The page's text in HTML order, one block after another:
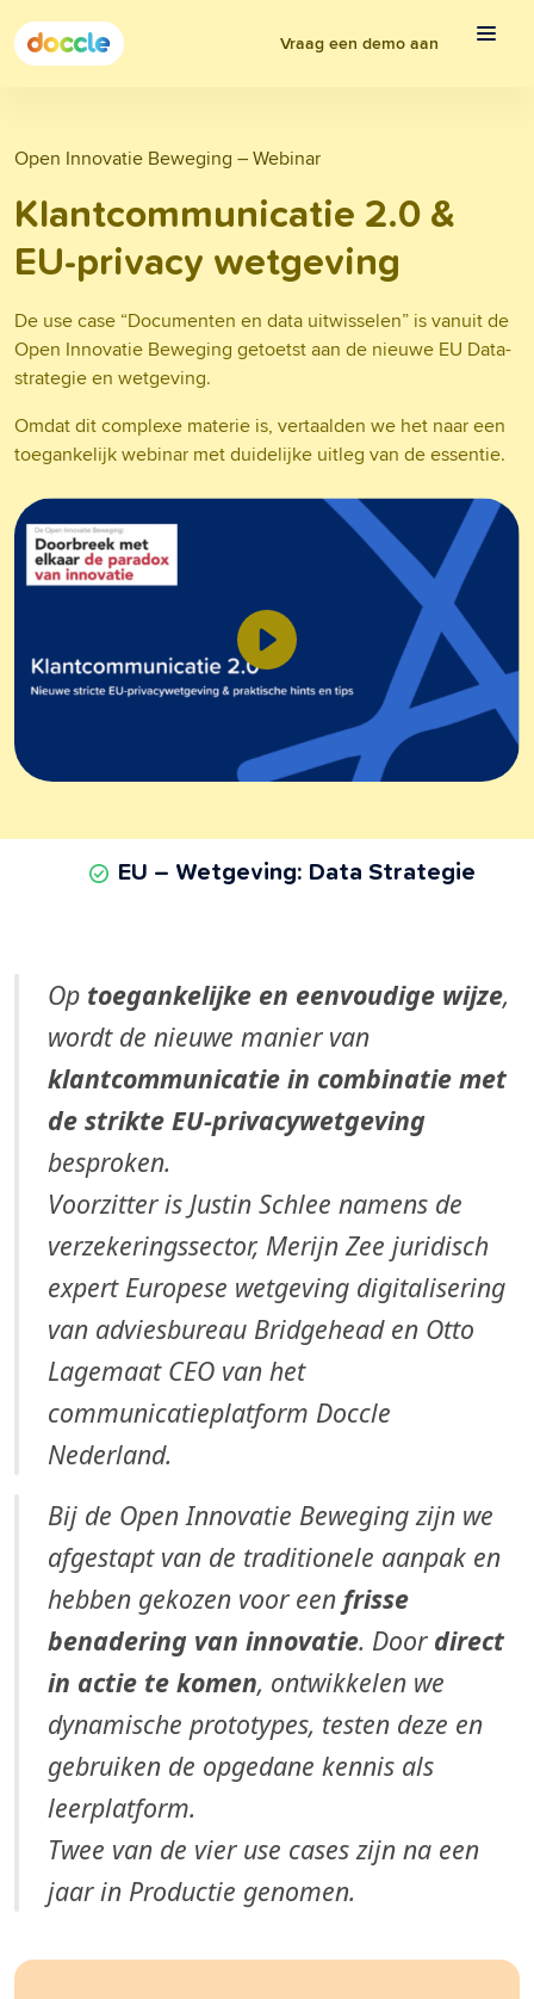
Vraag een demo aan
Open Innovatie Beweging – Webinar
Klantcommunicatie 2.0 &
EU-privacy wetgeving
De use case “Documenten en data uitwisselen” is vanuit de
Open Innovatie Beweging getoetst aan de nieuwe EU Data-
strategie en wetgeving.
Omdat dit complexe materie is, vertaalden we het naar een
toegankelijk webinar met duidelijke uitleg van de essentie.
EU – Wetgeving: Data Strategie
Op toegankelijke en eenvoudige wijze,
wordt de nieuwe manier van
klantcommunicatie in combinatie met
de strikte EU-privacywetgeving
besproken.
Voorzitter is Justin Schlee namens de
verzekeringssector, Merijn Zee juridisch
expert Europese wetgeving digitalisering
van adviesbureau Bridgehead en Otto
Lagemaat CEO van het
communicatieplatform Doccle
Nederland.
Bij de Open Innovatie Beweging zijn we
afgestapt van de traditionele aanpak en
hebben gekozen voor een frisse
benadering van innovatie. Door direct
in actie te komen, ontwikkelen we
dynamische prototypes, testen deze en
gebruiken de opgedane kennis als
leerplatform.
Twee van de vier use cases zijn na een
jaar in Productie genomen.